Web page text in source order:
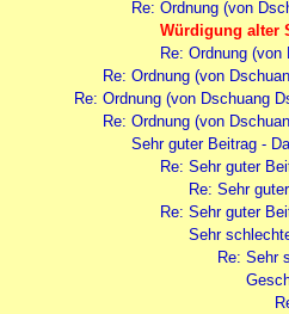
Re: Ordnung (von
Würdigung alter
Re: Ordnung (von
Re: Ordnung (von
Re: Ordnung (von Dschuang
Re: Ordnung (von
Sehr guter Beitrag -
Re: Sehr guter
Re: Sehr
Re: Sehr guter
Sehr
Re: Sehr